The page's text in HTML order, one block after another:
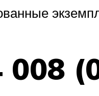
008